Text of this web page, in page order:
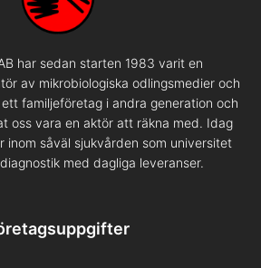
har sedan starten 1983 varit en
av mikrobiologiska odlingsmedier och
familjeföretag i andra generation och
oss vara en aktör att räkna med. Idag
inom såväl sjukvården som universitet
med dagliga leveranser.